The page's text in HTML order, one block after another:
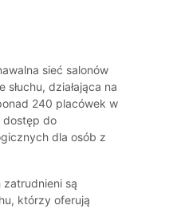
sieć salonów
działająca na
240 placówek w
dostęp do
dla osób z
zatrudnieni są
którzy oferują